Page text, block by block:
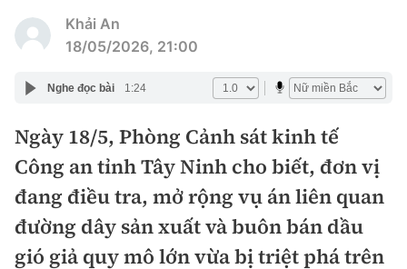
CHUYÊN MỤC
Thời sự
Chính trị
Xã hội
Chuyện dọc đường
Xây dựng
Chỉ đạo điều hành
Quy hoạch kiến trúc
Giao thông
Khải An
18/05/2026, 21:00
Nghe đọc bài 1:24
Ngày 18/5, Phòng Cảnh sát kinh tế
Công an tỉnh Tây Ninh cho biết, đơn vị
đang điều tra, mở rộng vụ án liên quan
đường dây sản xuất và buôn bán dầu
gió giả quy mô lớn vừa bị triệt phá trên